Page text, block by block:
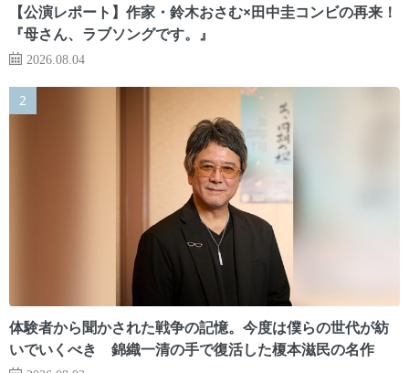
【公演レポート】作家・鈴木おさむ×田中圭コンビの再来！
『母さん、ラブソングです。』
2026.08.04
体験者から聞かされた戦争の記憶。今度は僕らの世代が紡
いでいくべき 錦織一清の手で復活した榎本滋民の名作